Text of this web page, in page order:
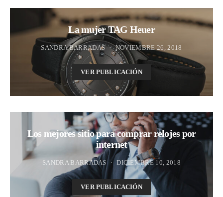
La mujer TAG Heuer
SANDRA BARRADAS NOVIEMBRE 26, 2018
VER PUBLICACIÓN
Los mejores sitio para comprar relojes por
internet
SANDRA BARRADAS DICIEMBRE 10, 2018
VER PUBLICACIÓN